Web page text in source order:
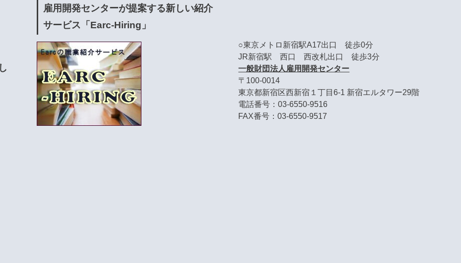
雇用開発センターが提案する新しい紹介
サービス「Earc-Hiring」
○東京メトロ新宿駅A17出口 徒歩0分
JR新宿駅 西口 西改札出口 徒歩3分
一般財団法人雇用開発センター
〒100-0014
東京都新宿区西新宿１丁目6-1 新宿エルタワー29階
電話番号：03-6550-9516
FAX番号：03-6550-9517